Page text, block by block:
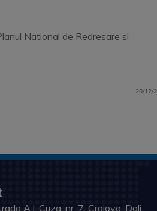
National de Redresare si
20/12/
A.I. Cuza, nr. 7, Craiova, Dolj,